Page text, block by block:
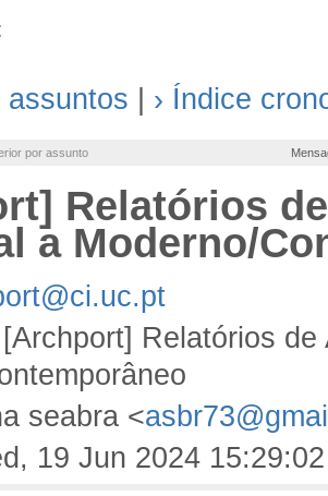
assuntos › Índice
por assunto
Relatórios
a Moderno/
Relatórios de
seabra <
19 Jun 2024